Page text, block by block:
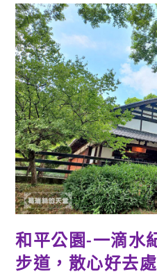
拱
形
城
石
牆
隧
道，
走
訪
百
年
歲
月
遺
跡
和平公園-一滴水
步道，散心好去處